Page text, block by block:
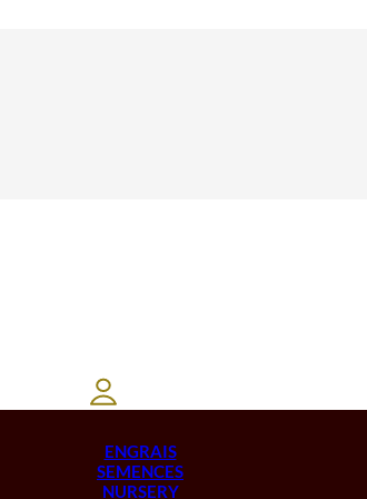
ENGRAIS
SEMENCES
NURSERY